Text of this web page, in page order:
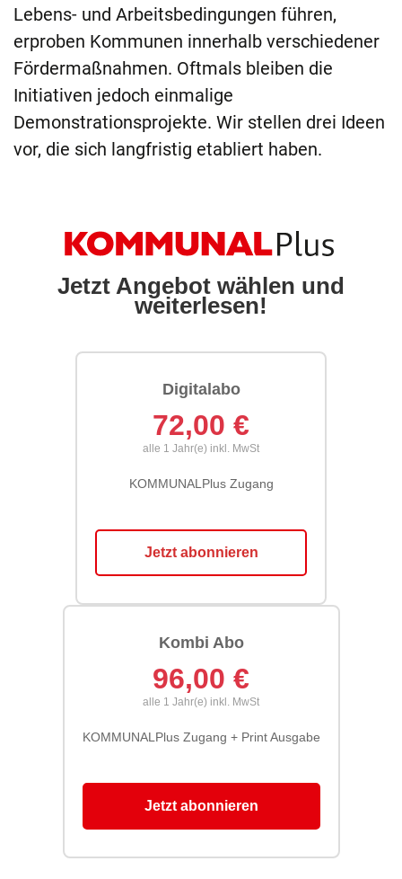
Lebens- und Arbeitsbedingungen führen,
erproben Kommunen innerhalb verschiedener
Fördermaßnahmen. Oftmals bleiben die
Initiativen jedoch einmalige
Demonstrationsprojekte. Wir stellen drei Ideen
vor, die sich langfristig etabliert haben.